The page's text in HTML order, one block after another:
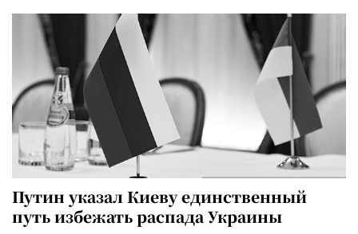
Путин указал Киеву единственный
путь избежать распада Украины